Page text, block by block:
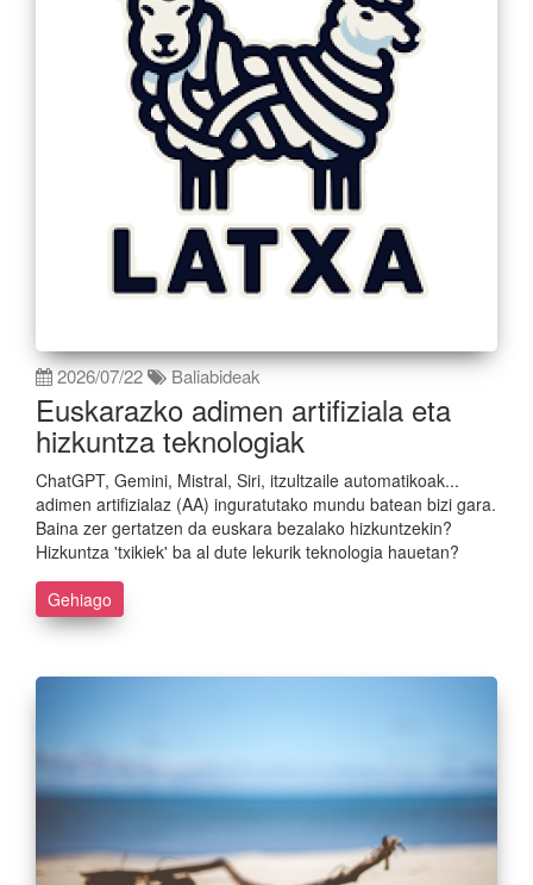
2026/07/22 Baliabideak
Euskarazko adimen artifiziala eta
hizkuntza teknologiak
ChatGPT, Gemini, Mistral, Siri, itzultzaile automatikoak...
adimen artifizialaz (AA) inguratutako mundu batean bizi gara.
Baina zer gertatzen da euskara bezalako hizkuntzekin?
Hizkuntza 'txikiek' ba al dute lekurik teknologia hauetan?
Gehiago